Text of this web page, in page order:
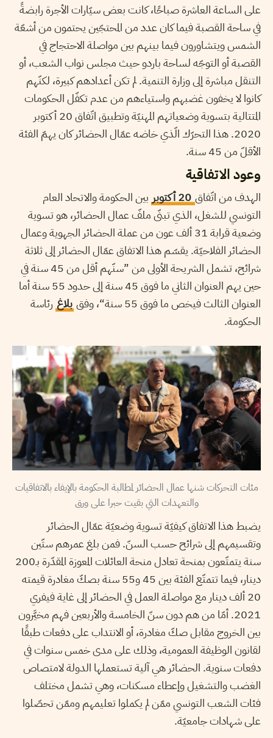
على الساعة العاشرة صباحًا، كانت بعض سيّارات الأجرة رابضةً
في ساحة القصبة فيما كان عدد من المحتجّين يحتمون من أشعّة
الشمس ويتشاورون فيما بينهم بين مواصلة الاحتجاج في
القصبة أو التوجّه لساحة باردو حيث مجلس نواب الشعب، أو
التنقل مباشرة إلى وزارة التنمية. لم تكن أعدادهم كبيرة، لكنّهم
كانوا لا يخفون غضبهم واستياءهم من عدم تكفّل الحكومات
المتتالية بتسوية وضعياتهم المهنيّة وتطبيق اتّفاق 20 أكتوبر
2020. هذا التحرّك الّذي خاضه عمّال الحضائر كان يهمّ الفئة
الأقلّ من 45 سنة.
وعود الاتفاقية
الهدف من اتّفاق
بين الحكومة والاتحاد العام
التونسي للشغل، الذي تبنّى ملفّ عمال الحضائر، هو تسوية
وضعية قرابة 31 ألف عون من عملة الحضائر الجهوية وعمال
الحضائر الفلاحيّة. يقسّم هذا الاتفاق عمّال الحضائر إلى ثلاثة
شرائح، تشمل الشريحة الأولى من ”سنّهم أقل من 45 سنة في
حين يهم العنوان الثاني ما فوق 45 سنة إلى حدود 55 سنة أما
العنوان الثالث فيخص ما فوق 55 سنة“، وفق
بلاغ رئاسة
الحكومة.
مئات التحركات شنها عمال الحضائر لمطالبة الحكومة بالإيفاء بالاتفاقيات
والتعهدات التي بقيت حبرا على ورق
يضبط هذا الاتفاق كيفيّة تسوية وضعيّة عمّال الحضائر
وتقسيمهم إلى شرائح حسب السنّ. فمن بلغ عمرهم ستّين
سنة يتمتّعون بمنحة تعادل منحة العائلات المعوزة المقدّرة بـ200
دينار، فيما تتمتّع الفئة بين 45 و55 سنة بصكّ مغادرة قيمته
20 ألف دينار مع مواصلة العمل في الحضائر إلى غاية فيفري
2021. أمّا من هم دون سنّ الخامسة والأربعين فهم مخيَّرون
بين الخروج مقابل صكّ مغادرة، أو الانتداب على دفعات طبقًا
لقانون الوظيفة العمومية، وذلك على مدى خمس سنوات في
دفعات سنوية. الحضائر هي آلية تستعملها الدولة لامتصاص
الغضب والتشغيل وإعطاء مسكنات، وهي تشمل مختلف
فئات الشعب التونسي ممّن لم يكملوا تعليمهم وممّن تحصّلوا
على شهادات جامعيّة.